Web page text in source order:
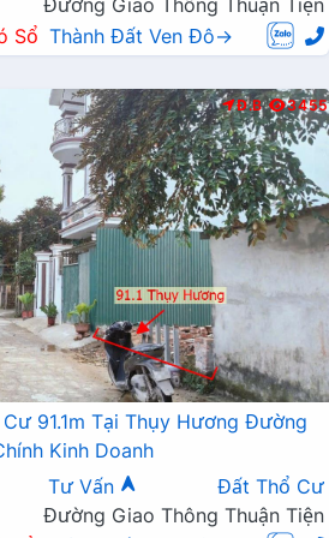
Sổ Thành Đất Ven Đô→
Đ.B 3455
91.1m Tại Thụy Hương Đường
Kinh Doanh
Tư Vấn
Đất Thổ Cư
Đường Giao Thông Thuận Tiện